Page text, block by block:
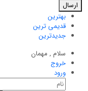
ارسال
بهترین
قدیمی ترین
جدیدترین
سلام , مهمان
خروج
ورود